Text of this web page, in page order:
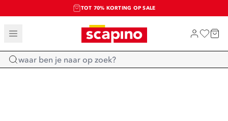
TOT 70% KORTING OP SALE
SALE: LAATSTE KANS!
SHOP NIEUW
Home